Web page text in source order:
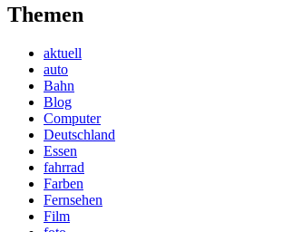
Themen
aktuell
auto
Bahn
Blog
Computer
Deutschland
Essen
fahrrad
Farben
Fernsehen
Film